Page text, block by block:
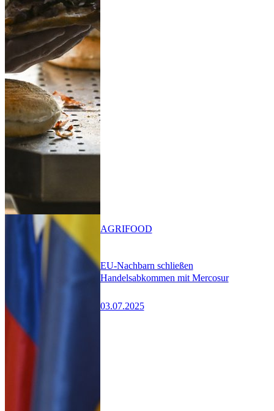
EU-Nachbarn schließen
Handelsabkommen mit Mercosur
03.07.2025
AGRIFOOD